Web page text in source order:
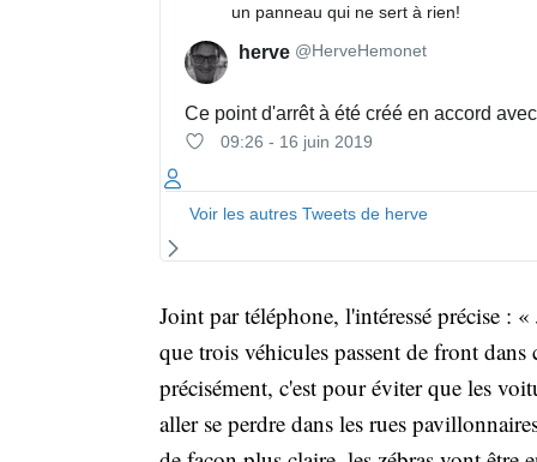
un panneau qui ne sert à rien!
herve @HerveHemonet
Ce point d'arrêt à été créé en accord
09:26 - 16 juin 2019
Voir les autres Tweets de herve
Joint par téléphone, l'intéressé précise :
que trois véhicules passent de front
précisément, c'est pour éviter que les
aller se perdre dans les rues